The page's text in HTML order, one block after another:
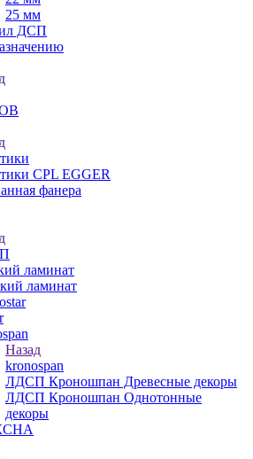
25 мм
ДСП
CPL EGGER
фанера
ламинат
ламинат
Назад
kronospan
ЛДСП Кроношпан Древесные декоры
ЛДСП Кроношпан Однотонные
декоры